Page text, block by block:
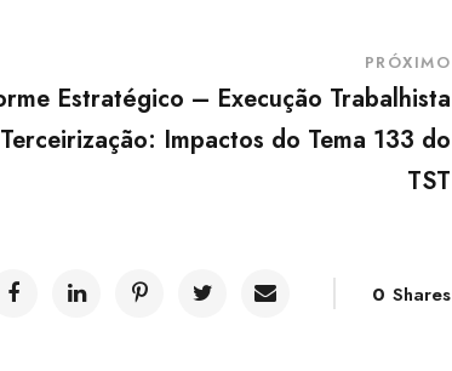
PRÓXIMO
Estratégico – Execução Trabalhista
Impactos do Tema 133 do
TST
0 Shares